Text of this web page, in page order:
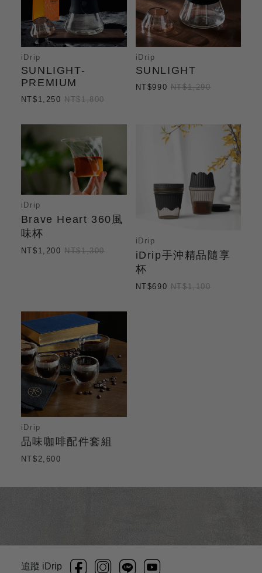
iDrip
SUNLIGHT-
PREMIUM
NT$1,250NT$1,800
iDrip
SUNLIGHT
NT$990 NT$1,290
iDrip
Brave Heart 360風
味杯
NT$1,200NT$1,300
iDrip
iDrip手沖精品隨享
杯
NT$690 NT$1,100
iDrip
品味咖啡配件套組
NT$2,600
追蹤 iDrip